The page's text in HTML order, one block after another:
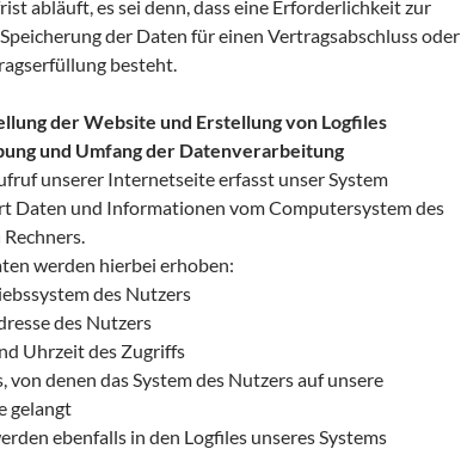
abläuft, es sei denn, dass eine Erforderlichkeit zur
der Daten für einen Vertragsabschluss oder
besteht.
der Website und Erstellung von Logfiles
und Umfang der Datenverarbeitung
unserer Internetseite erfasst unser System
Daten und Informationen vom Computersystem des
werden hierbei erhoben:
des Nutzers
des Nutzers
Uhrzeit des Zugriffs
von denen das System des Nutzers auf unsere
gelangt
ebenfalls in den Logfiles unseres Systems